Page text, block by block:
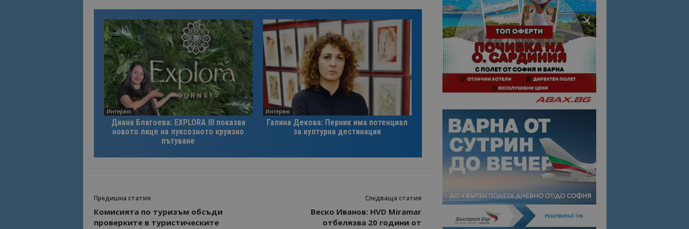
Интервю
Диана Благоева: EXPLORA III показва
новото лице на луксозното круизно
пътуване
Интервю
Галина Декова: Перник има потенциал
за културна дестинация
Предишна статия
Комисията по туризъм обсъди
проверките в туристическите
Следваща статия
Веско Иванов: HVD Miramar
отбелязва 20 години от